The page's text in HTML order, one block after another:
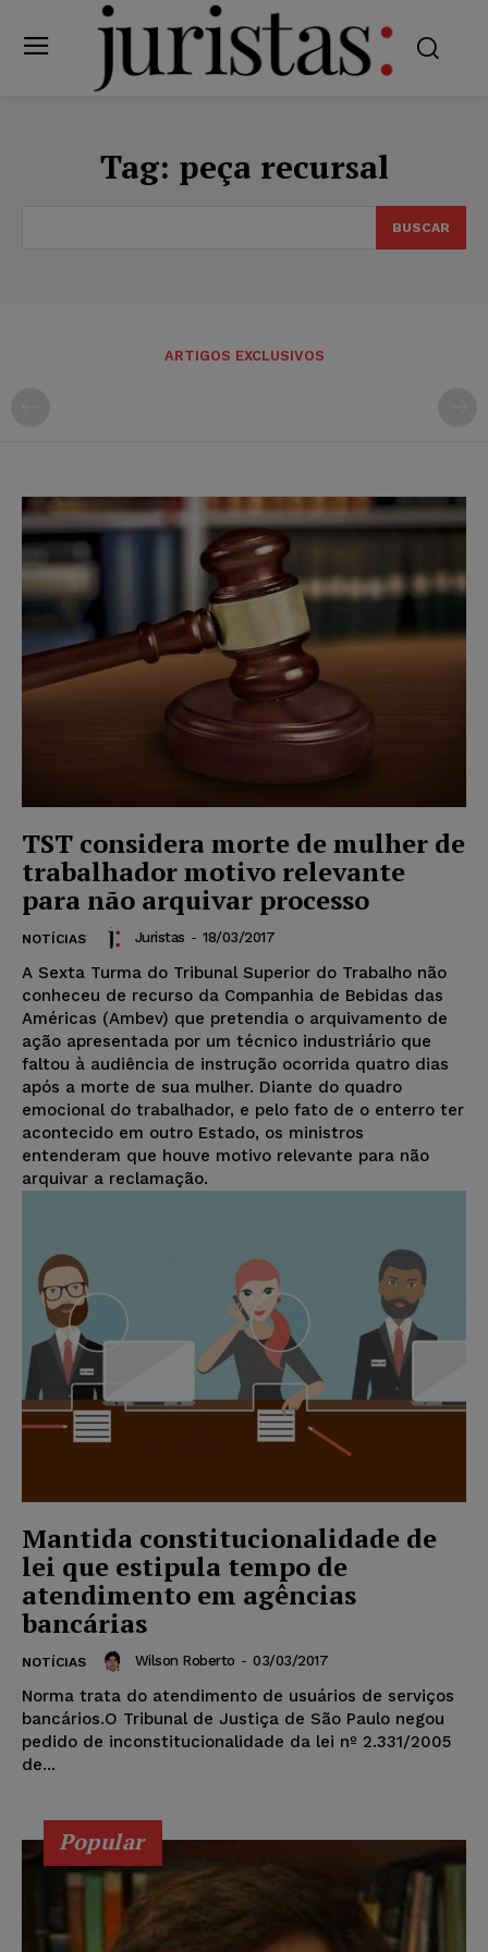
Tag: peça recursal
BUSCAR
ARTIGOS EXCLUSIVOS
TST considera morte de mulher de
trabalhador motivo relevante
para não arquivar processo
NOTÍCIAS Juristas - 18/03/2017
A Sexta Turma do Tribunal Superior do Trabalho não
conheceu de recurso da Companhia de Bebidas das
Américas (Ambev) que pretendia o arquivamento de
ação apresentada por um técnico industriário que
faltou à audiência de instrução ocorrida quatro dias
após a morte de sua mulher. Diante do quadro
emocional do trabalhador, e pelo fato de o enterro ter
acontecido em outro Estado, os ministros
entenderam que houve motivo relevante para não
arquivar a reclamação.
Mantida constitucionalidade de
lei que estipula tempo de
atendimento em agências
bancárias
NOTÍCIAS Wilson Roberto - 03/03/2017
Norma trata do atendimento de usuários de serviços
bancários.O Tribunal de Justiça de São Paulo negou
pedido de inconstitucionalidade da lei nº 2.331/2005
de...
Popular